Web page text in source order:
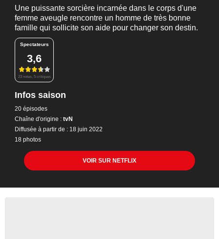
Une puissante sorcière incarnée dans le corps d'une
femme aveugle rencontre un homme de très bonne
famille qui sollicite son aide pour changer son destin.
Spectateurs
3,6
23 notes, 5 critiques
Infos saison
20 épisodes
Chaîne d'origine : tvN
Diffusée à partir de : 18 juin 2022
18 photos
VOIR SUR NETFLIX